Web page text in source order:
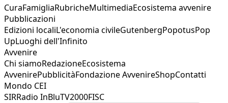
CuraFamigliaRubricheMultimediaEcosistema avvenire
Pubblicazioni
Edizioni localiL'economia civileGutenbergPopotusPop
UpLuoghi dell'Infinito
Avvenire
Chi siamoRedazioneEcosistema
AvvenirePubblicitàFondazione AvvenireShopContatti
Mondo CEI
SIRRadio InBluTV2000FISC